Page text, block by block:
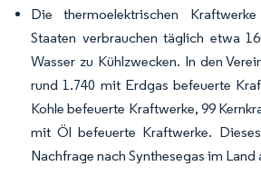
Die thermoelektrischen
Staaten verbrauchen täglich etwa
Wasser zu Kühlzwecken. In den
rund 1.740 mit Erdgas befeuerte
Kohle befeuerte Kraftwerke, 99
mit Öl befeuerte Kraftwerke.
Nachfrage nach Synthesegas im Land